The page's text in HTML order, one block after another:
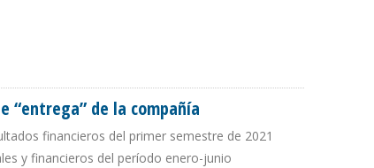
“entrega” de la compañía
financieros del primer semestre de 2021
y financieros del período enero-junio